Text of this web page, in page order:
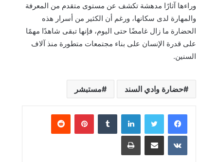
وراءها آثارًا مدهشة تكشف عن مستوى متقدم من المعرفة
والمهارة لدى سكانها، ورغم أن الكثير من أسرار هذه
الحضارة ما زال غامضًا حتى اليوم، فإنها تبقى شاهدًا مهمًا
على قدرة الإنسان على بناء مجتمعات متطورة منذ آلاف
السنين.
حضارة وادي السند مستبشر
لينكدإن بينتيريست
مشاركة عبر البريد طباعة